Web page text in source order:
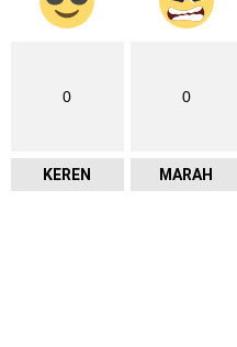
0
KEREN
0
MARAH